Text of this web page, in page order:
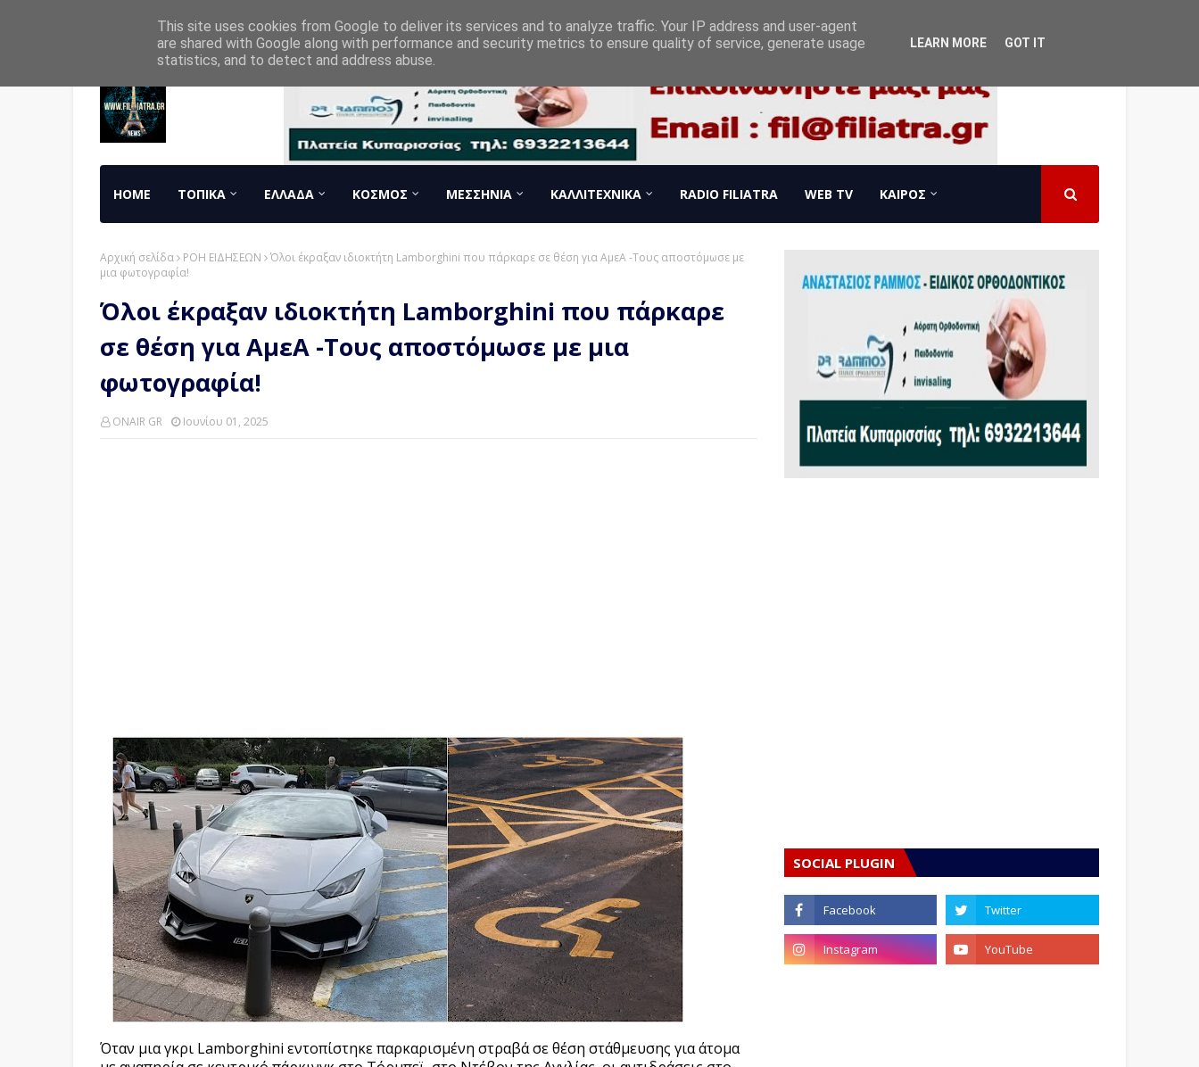
HOME ΤΟΠΙΚΑ ΕΛΛΑΔΑ ΚΟΣΜΟΣ ΜΕΣΣΗΝΙΑ ΚΑΛΛΙΤΕΧΝΙΚΑ RADIO FILIATRA WEB TV ΚΑΙΡΟΣ
Αρχική σελίδα ΡΟΗ ΕΙΔΗΣΕΩΝ
Όλοι έκραξαν ιδιοκτήτη Lamborghini που πάρκαρε σε θέση για ΑμεΑ -Τους αποστόμωσε με
μια φωτογραφία!
Όλοι έκραξαν ιδιοκτήτη Lamborghini που πάρκαρε
σε θέση για ΑμεΑ -Τους αποστόμωσε με μια
φωτογραφία!
ONAIR GR Ιουνίου 01, 2025
Όταν μια γκρι Lamborghini εντοπίστηκε παρκαρισμένη στραβά σε θέση στάθμευσης για άτομα
SOCIAL PLUGIN
This site uses cookies from Google to deliver its services and to analyze traffic. Your IP address and user-agent
are shared with Google along with performance and security metrics to ensure quality of service, generate usage
statistics, and to detect and address abuse.
LEARN MORE GOT IT